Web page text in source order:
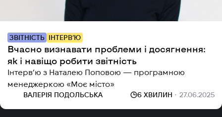
ЗВІТНІСТЬ ІНТЕРВ’Ю
Вчасно визнавати проблеми і досягнення:
як і навіщо робити звітність
Інтерв’ю з Наталею Поповою — програмною
менеджеркою «Моє місто»
ВАЛЕРІЯ ПОДОЛЬСЬКА 6 ХВИЛИН 27.06.2025